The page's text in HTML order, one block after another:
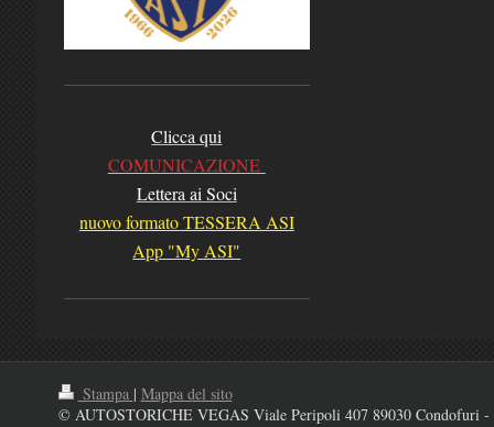
Clicca qui
COMUNICAZIONE
Lettera ai Soci
nuovo formato TESSERA ASI
App "My ASI"
Stampa | Mappa del sito
© AUTOSTORICHE VEGAS Viale Peripoli 407 89030 Condofuri -